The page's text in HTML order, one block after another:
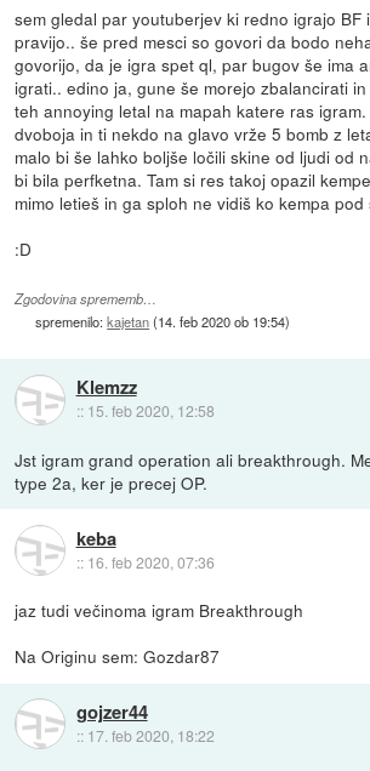
sem gledal par youtuberjev ki redno igrajo BF
pravijo.. še pred mesci so govori da bodo
govorijo, da je igra spet ql, par bugov še ima
igrati.. edino ja, gune še morejo zbalancirati
teh annoying letal na mapah katere ras
dvoboja in ti nekdo na glavo vrže 5 bomb z
malo bi še lahko boljše ločili skine od ljudi od
bi bila perfketna. Tam si res takoj opazil
mimo letieš in ga sploh ne vidiš ko kempa pod
:D
Zgodovina sprememb…
spremenilo:kajetan(14. feb 2020 ob 19:54)
Klemzz
:: 15. feb 2020, 12:58
Jst igram grand operation ali breakthrough.
type 2a, ker je precej OP.
keba
:: 16. feb 2020, 07:36
jaz tudi večinoma igram Breakthrough
Na Originu sem: Gozdar87
gojzer44
:: 17. feb 2020, 18:22